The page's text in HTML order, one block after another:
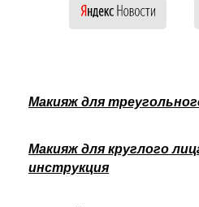
Макияж для
Макияж для круглого
инструкция